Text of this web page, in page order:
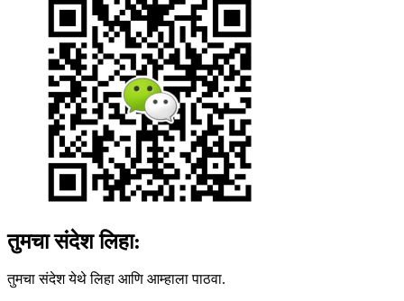
तुमचा संदेश लिहा:
तुमचा संदेश येथे लिहा आणि आम्हाला पाठवा.